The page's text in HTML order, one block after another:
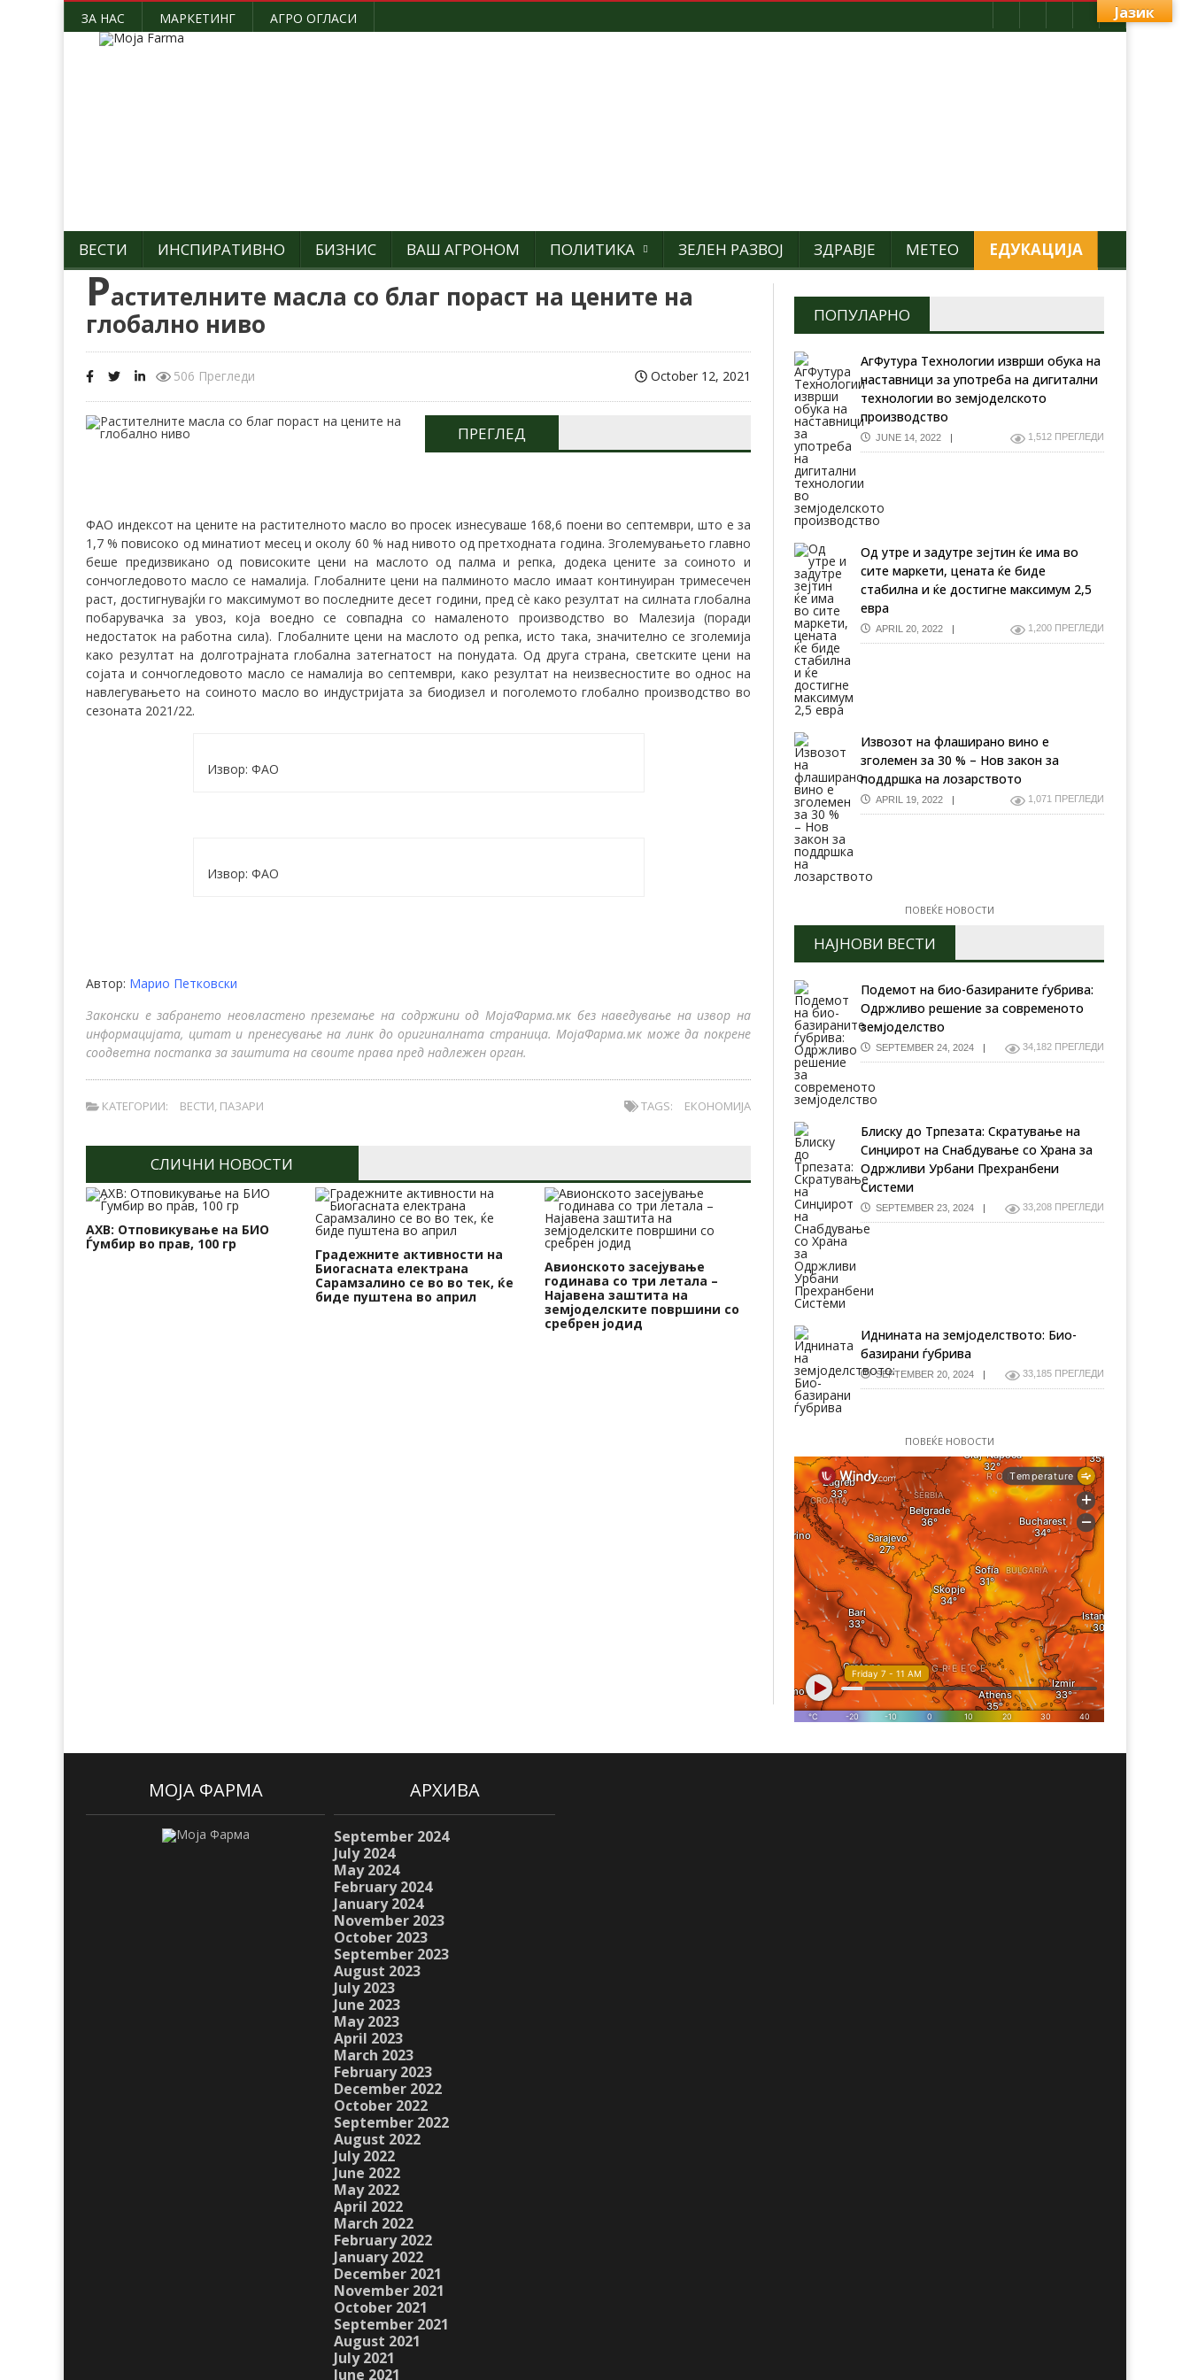
ЗА НАС МАРКЕТИНГ АГРО ОГЛАСИ
ВЕСТИ ИНСПИРАТИВНО БИЗНИС ВАШ АГРОНОМ ПОЛИТИКА ЗЕЛЕН РАЗВОЈ ЗДРАВЈЕ МЕТЕО ЕДУКАЦИЈА
Растителните масла со благ пораст на цените на
глобално ниво
506 Прегледи October 12, 2021
ПРЕГЛЕД
ФАО индексот на цените на растителното масло во просек изнесуваше 168,6 поени во септември, што е за
1,7 % повисоко од минатиот месец и околу 60 % над нивото од претходната година. Зголемувањето главно
беше предизвикано од повисоките цени на маслото од палма и репка, додека цените за соиното и
сончогледовото масло се намалија. Глобалните цени на палминото масло имаат континуиран тримесечен
раст, достигнувајќи го максимумот во последните десет години, пред сè како резултат на силната глобална
побарувачка за увоз, која воедно се совпадна со намаленото производство во Малезија (поради
недостаток на работна сила). Глобалните цени на маслото од репка, исто така, значително се зголемиja
како резултат на долготрајната глобална затегнатост на понудата. Од друга страна, светските цени на
сојата и сончогледовото масло се намалија во септември, како резултат на неизвесностите во однос на
навлегувањето на соиното масло во индустријата за биодизел и поголемото глобално производство во
сезоната 2021/22.
Извор: ФАО
Извор: ФАО
Автор: Марио Петковски
Законски е забрането неовластено преземање на содржини од МојаФарма.мк без наведување на извор на
информацијата, цитат и пренесување на линк до оригиналната страница. МојаФарма.мк може да покрене
соодветна постапка за заштита на своите права пред надлежен орган.
КАТЕГОРИИ: ВЕСТИ, ПАЗАРИ TAGS: ЕКОНОМИЈА
СЛИЧНИ НОВОСТИ
АХВ: Отповикување на БИО
Ѓумбир во прав, 100 гр
Градежните активности на
Биогасната електрана
Сарамзалино се во во тек, ќе
биде пуштена во април
Авионското засејување
годинава со три летала –
Најавена заштита на
земјоделските површини со
сребрен јодид
Жетвата на јачмен во ек –
Какви се приносите и
цената?
ПОПУЛАРНО
АгФутура Технологии изврши обука на
наставници за употреба на дигитални
технологии во земјоделското
производство
JUNE 14, 2022 1,512 ПРЕГЛЕДИ
Од утре и задутре зејтин ќе има во
сите маркети, цената ќе биде
стабилна и ќе достигне максимум 2,5
евра
APRIL 20, 2022 1,200 ПРЕГЛЕДИ
Извозот на флаширано вино е
зголемен за 30 % – Нов закон за
поддршка на лозарството
APRIL 19, 2022 1,071 ПРЕГЛЕДИ
ПОВЕЌЕ НОВОСТИ
НАЈНОВИ ВЕСТИ
Подемот на био-базираните ѓубрива:
Одржливо решение за современото
земјоделство
SEPTEMBER 24, 2024 34,182 ПРЕГЛЕДИ
Блиску до Трпезата: Скратување на
Синџирот на Снабдување со Храна за
Одржливи Урбани Прехранбени
Системи
SEPTEMBER 23, 2024 33,208 ПРЕГЛЕДИ
Иднината на земјоделството: Био-
базирани ѓубрива
SEPTEMBER 20, 2024 33,185 ПРЕГЛЕДИ
ПОВЕЌЕ НОВОСТИ
МОЈА ФАРМА АРХИВА
September 2024
July 2024
May 2024
February 2024
January 2024
November 2023
October 2023
September 2023
August 2023
July 2023
June 2023
May 2023
April 2023
March 2023
February 2023
December 2022
October 2022
September 2022
August 2022
July 2022
June 2022
May 2022
April 2022
March 2022
February 2022
January 2022
December 2021
November 2021
October 2021
September 2021
August 2021
July 2021
June 2021
Јазик